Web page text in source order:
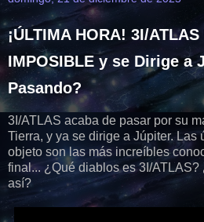
¡ÚLTIMA HORA! 3I/
IMPOSIBLE y se Dirige a
Pasando?
3I/ATLAS acaba de pasar por su
Tierra, y ya se dirige a Júpiter. Las
objeto son las más increíbles
final... ¿Qué diablos es 3I/ATLAS?
así?